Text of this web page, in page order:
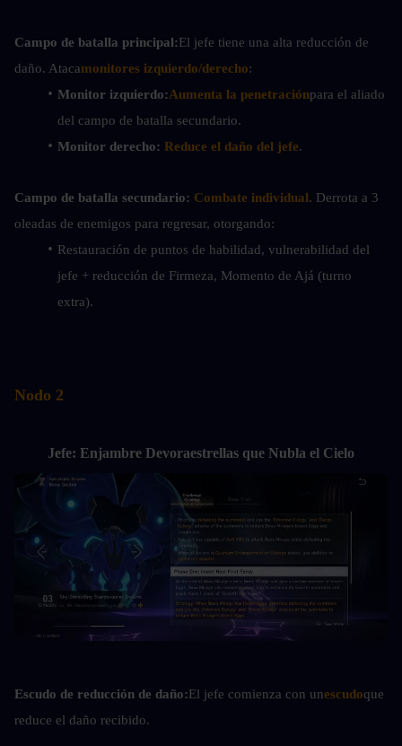
Campo de batalla principal:El jefe tiene una alta reducción de
daño. Atacamonitores izquierdo/derecho:
Monitor izquierdo:Aumenta la penetraciónpara el aliado
del campo de batalla secundario.
Monitor derecho: Reduce el daño del jefe.
Campo de batalla secundario: Combate individual. Derrota a 3
oleadas de enemigos para regresar, otorgando:
Restauración de puntos de habilidad, vulnerabilidad del
jefe + reducción de Firmeza, Momento de Ajá (turno
extra).
Nodo 2
Jefe: Enjambre Devoraestrellas que Nubla el Cielo
Escudo de reducción de daño:El jefe comienza con unescudoque
reduce el daño recibido.